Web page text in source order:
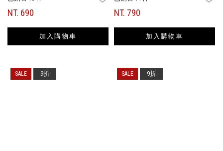
NT. 690
加入購物車
NT. 790
加入購物車
9折 9折